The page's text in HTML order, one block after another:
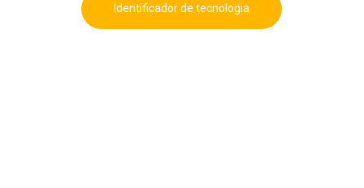
Identificador de tecnologia